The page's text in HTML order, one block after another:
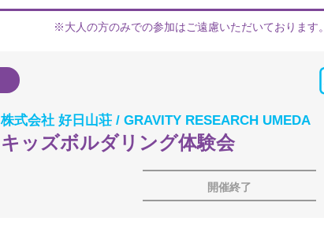
※大人の方のみでの参加はご遠慮いただいております。
株式会社 好日山荘 / GRAVITY RESEARCH UMEDA
キッズボルダリング体験会
開催終了